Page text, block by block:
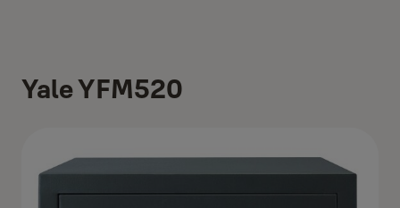
Yale YFM520